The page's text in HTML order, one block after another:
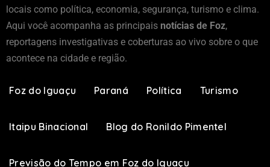
locais como política, economia, segurança, turismo e clima.
Aqui você acompanha as principais notícias de Foz,
reportagens investigativas e coberturas ao vivo sobre o que
acontece na cidade e região.
Foz do Iguaçu Paraná Política Turismo
Itaipu Binacional Blog do Ronildo Pimentel
Previsão do Tempo em Foz do Iguaçu